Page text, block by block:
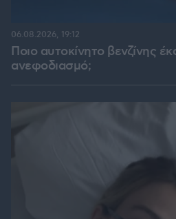
Ποιο αυτοκίνητο βενζίνης
ανεφοδιασμό;
06.08.2026, 19:12